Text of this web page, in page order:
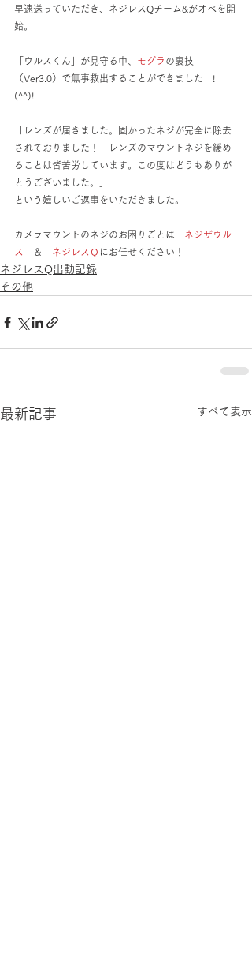
早速送っていただき、ネジレスQチーム&がオペを開
始。
「ウルスくん」が見守る中、 モグラ の裏技
（Ver3.0）で無事救出することができました　!
(^^)!
「レンズが届きました。固かったネジが完全に除去
されておりました！　レンズのマウントネジを緩め
ることは皆苦労しています。この度はどうもありが
とうございました。」
という嬉しいご返事をいただきました。
カメラマウントのネジのお困りごとは ネジザウル
ス
＆ ネジレスＱ にお任せください！
ネジレスQ出動記録
その他
最新記事 すべて表示